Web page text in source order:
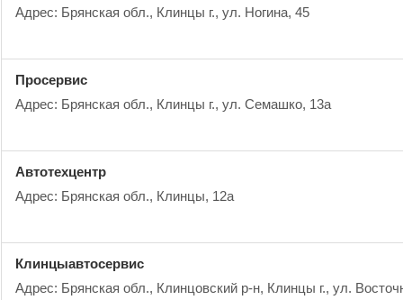
Адрес: Брянская обл., Клинцы г., ул. Ногина, 45
Просервис
Адрес: Брянская обл., Клинцы г., ул. Семашко, 13а
Автотехцентр
Адрес: Брянская обл., Клинцы, 12а
Клинцыавтосервис
Адрес: Брянская обл., Клинцовский р-н, Клинцы г., ул.